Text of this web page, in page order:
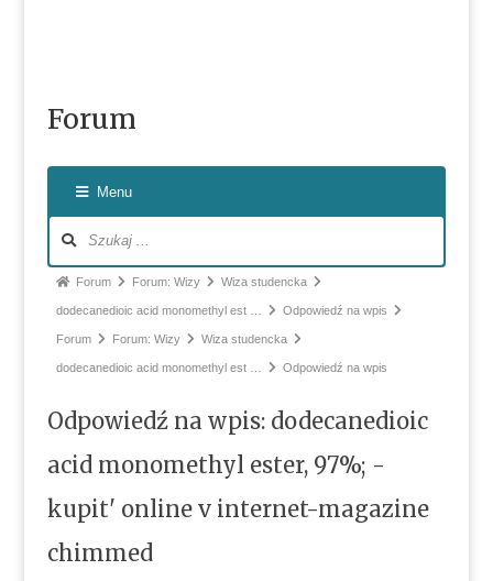
Forum
Menu
Ścieżka
forum
-
jesteś
Forum Forum: Wizy Wiza studencka
dodecanedioic acid monomethyl est … Odpowiedź na wpis
Forum Forum: Wizy Wiza studencka
dodecanedioic acid monomethyl est … Odpowiedź na wpis
Odpowiedź na wpis: dodecanedioic
acid monomethyl ester, 97%; -
kupit' online v internet-magazine
chimmed